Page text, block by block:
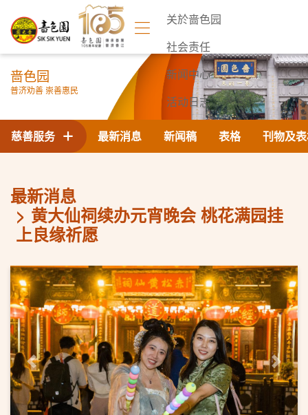
关於啬色园
社会责任
新闻中心
活动日志
联络我们
啬色园
普济劝善 崇善惠民
最新消息 新闻稿 表格 刊物及
慈善服务
最新消息
黄大仙祠续办元宵晚会 桃花满园挂
上良缘祈愿
上一页 下一页